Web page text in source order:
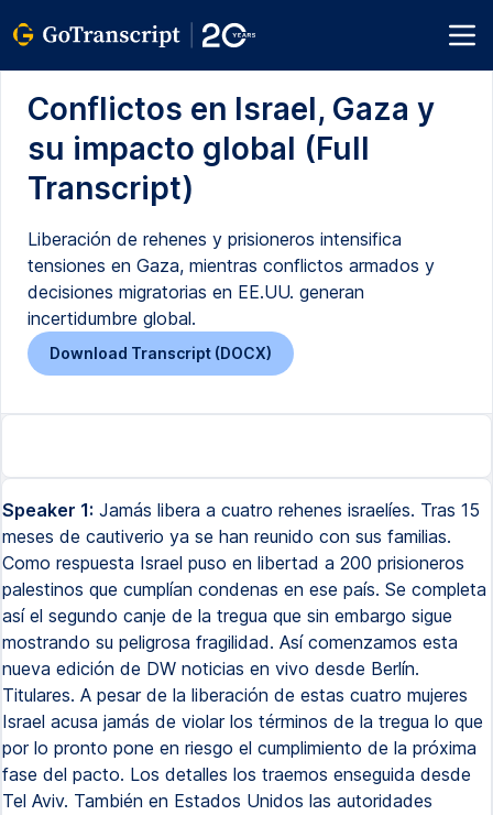
Conflictos en Israel, Gaza y
su impacto global (Full
Transcript)
Liberación de rehenes y prisioneros intensifica
tensiones en Gaza, mientras conflictos armados y
decisiones migratorias en EE.UU. generan
incertidumbre global.
Download Transcript (DOCX)
Speaker 1: Jamás libera a cuatro rehenes israelíes. Tras 15
meses de cautiverio ya se han reunido con sus familias.
Como respuesta Israel puso en libertad a 200 prisioneros
palestinos que cumplían condenas en ese país. Se completa
así el segundo canje de la tregua que sin embargo sigue
mostrando su peligrosa fragilidad. Así comenzamos esta
nueva edición de DW noticias en vivo desde Berlín.
Titulares. A pesar de la liberación de estas cuatro mujeres
Israel acusa jamás de violar los términos de la tregua lo que
por lo pronto pone en riesgo el cumplimiento de la próxima
fase del pacto. Los detalles los traemos enseguida desde
Tel Aviv. También en Estados Unidos las autoridades